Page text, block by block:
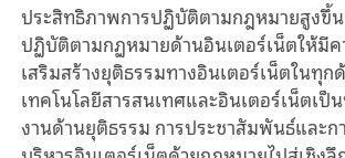
ประสิทธิภาพการปฏิบัติตามกฎหมายสูงขึ้น
ปฏิบัติตามกฏหมายด้านอินเตอร์เน็ตให้มี
เสริมสร้างยุติธรรมทางอินเตอร์เน็ตในทุ
เทคโนโลยีสารสนเทศและอินเตอร์เน็ตเป็
งานด้านยุติธรรม การประชาสัมพันธ์และก